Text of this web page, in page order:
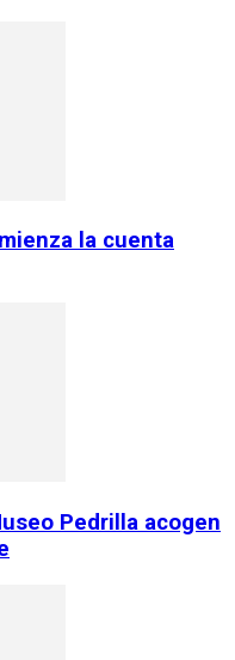
la cuenta
Pedrilla acogen